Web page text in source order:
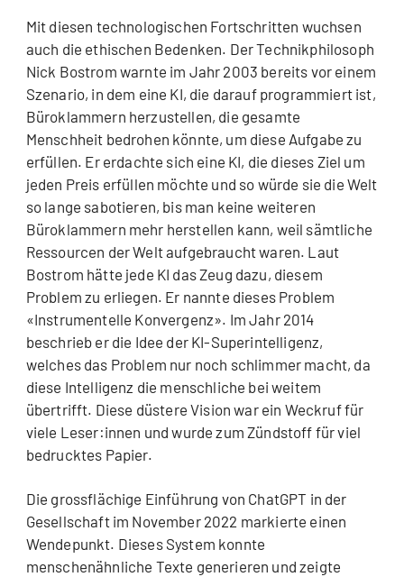
Mit diesen technologischen Fortschritten wuchsen
auch die ethischen Bedenken. Der Technikphilosoph
Nick Bostrom warnte im Jahr 2003 bereits vor einem
Szenario, in dem eine KI, die darauf programmiert ist,
Büroklammern herzustellen, die gesamte
Menschheit bedrohen könnte, um diese Aufgabe zu
erfüllen. Er erdachte sich eine KI, die dieses Ziel um
jeden Preis erfüllen möchte und so würde sie die Welt
so lange sabotieren, bis man keine weiteren
Büroklammern mehr herstellen kann, weil sämtliche
Ressourcen der Welt aufgebraucht waren. Laut
Bostrom hätte jede KI das Zeug dazu, diesem
Problem zu erliegen. Er nannte dieses Problem
«Instrumentelle Konvergenz». Im Jahr 2014
beschrieb er die Idee der KI-Superintelligenz,
welches das Problem nur noch schlimmer macht, da
diese Intelligenz die menschliche bei weitem
übertrifft. Diese düstere Vision war ein Weckruf für
viele Leser:innen und wurde zum Zündstoff für viel
bedrucktes Papier.
Die grossflächige Einführung von ChatGPT in der
Gesellschaft im November 2022 markierte einen
Wendepunkt. Dieses System konnte
menschenähnliche Texte generieren und zeigte